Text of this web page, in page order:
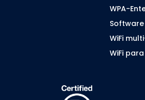
WPA-
WiFi
WiFi